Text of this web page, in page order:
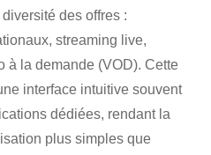
des offres :
streaming live,
à la demande (VOD). Cette
interface intuitive souvent
dédiées, rendant la
plus simples que